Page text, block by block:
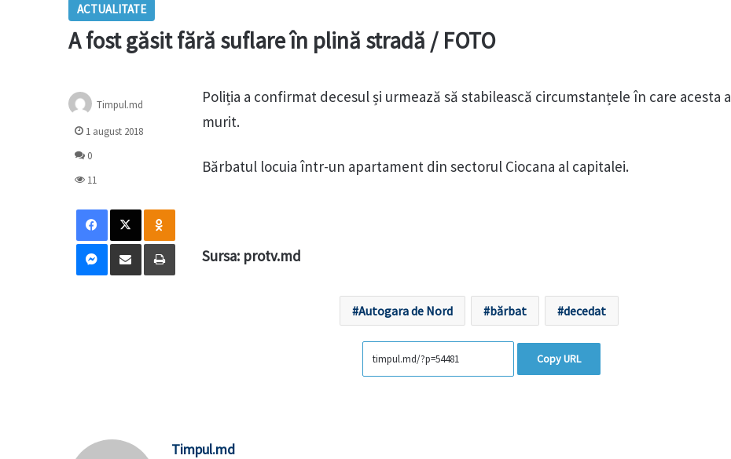
ACTUALITATE
A fost găsit fără suflare în plină stradă / FOTO
Poliția a confirmat decesul și urmează să stabilească circumstanțele în care acesta a
murit.
Bărbatul locuia într-un apartament din sectorul Ciocana al capitalei.
Sursa: protv.md
Autogara de Nord bărbat decedat
Copy URL
Timpul.md
1 august 2018
0
11
Facebook
X Odnoklassniki
Messenger
Distribuie prin mail Tipărește
Timpul.md